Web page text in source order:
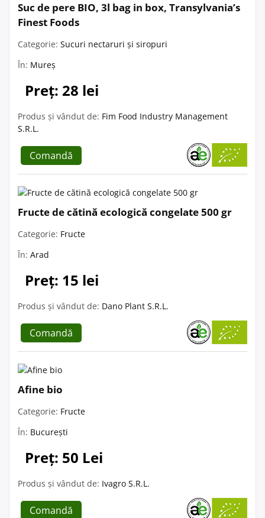
Suc de pere BIO, 3l bag in box, Transylvania’s
Finest Foods
Categorie: Sucuri nectaruri și siropuri
În: Mureș
Preț: 28 lei
Produs și vândut de: Fim Food Industry Management
S.R.L.
Comandă
Fructe de cătină ecologică congelate 500 gr
Categorie: Fructe
În: Arad
Preț: 15 lei
Produs și vândut de: Dano Plant S.R.L.
Comandă
Afine bio
Categorie: Fructe
În: București
Preț: 50 Lei
Produs și vândut de: Ivagro S.R.L.
Comandă